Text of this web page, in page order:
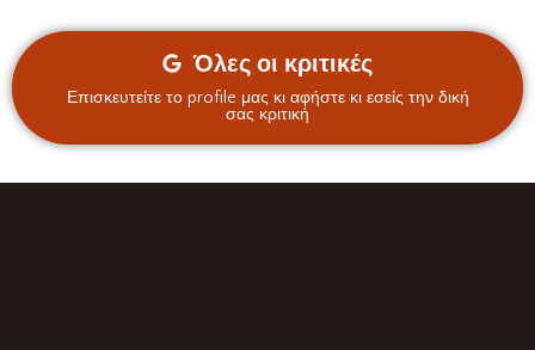
Όλες οι κριτικές
Επισκευτείτε το profile μας κι αφήστε κι εσείς την δική
σας κριτική